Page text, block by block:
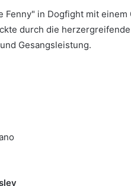
Fenny" in Dogfight mit einem
durch die
Gesangsleistung.